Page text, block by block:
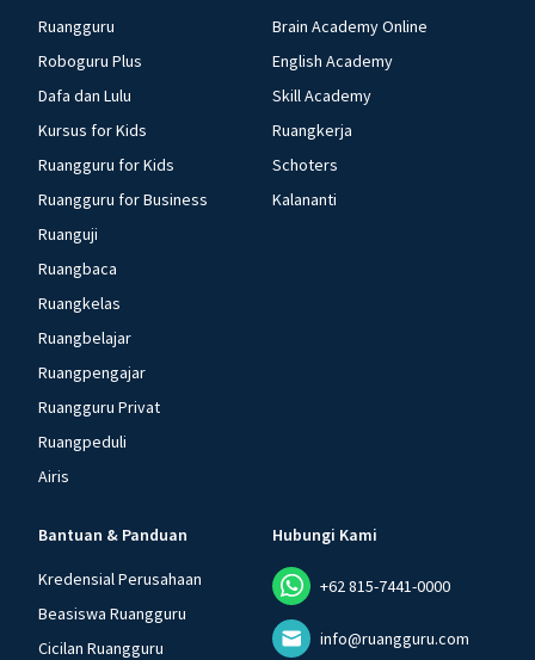
Ruangguru
Roboguru Plus
Dafa dan Lulu
Kursus for Kids
Ruangguru for Kids
Ruangguru for Business
Ruanguji
Ruangbaca
Ruangkelas
Ruangbelajar
Ruangpengajar
Ruangguru Privat
Ruangpeduli
Airis
Brain Academy Online
English Academy
Skill Academy
Ruangkerja
Schoters
Kalananti
Bantuan & Panduan
Kredensial Perusahaan
Beasiswa Ruangguru
Cicilan Ruangguru
Hubungi Kami
+62 815-7441-0000
info@ruangguru.com